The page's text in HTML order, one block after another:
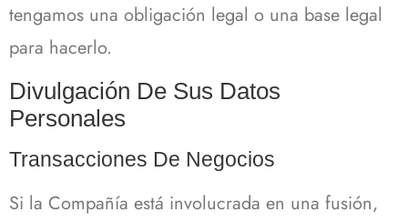
tengamos una obligación legal o una base legal
para hacerlo.
Divulgación De Sus Datos
Personales
Transacciones De Negocios
Si la Compañía está involucrada en una fusión,